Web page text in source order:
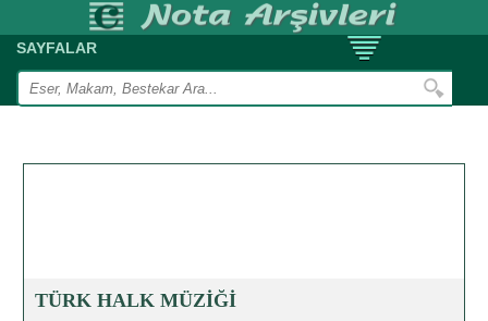
SAYFALAR
TÜRK HALK MÜZİĞİ